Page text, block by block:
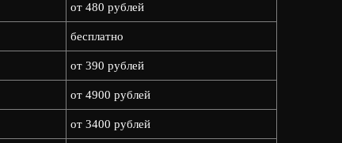
от 480 рублей
бесплатно
от 390 рублей
от 4900 рублей
от 3400 рублей